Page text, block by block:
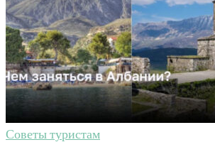
Советы туристам